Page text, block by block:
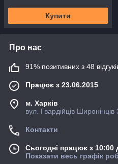
Купити
Про нас
91% позитивних з 48
Працює з 23.06.2015
м. Харків
вул. Гвардійців Широнінців
Контакти
Сьогодні працює з 10:00
Показати весь графік